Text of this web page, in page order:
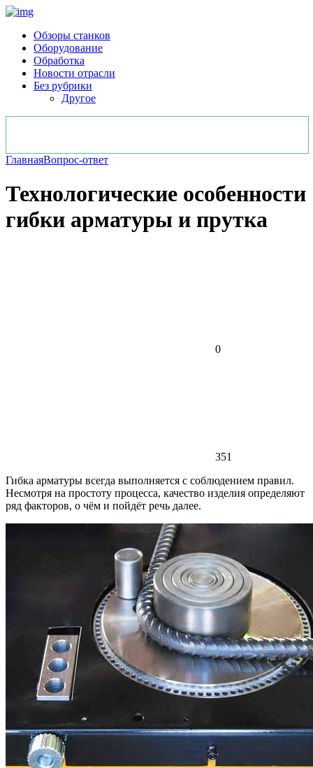
Обзоры станков
Оборудование
Обработка
Новости отрасли
Без рубрики
Другое
ГлавнаяВопрос-ответ
Технологические особенности
гибки арматуры и прутка
0
351
Гибка арматуры всегда выполняется с соблюдением правил.
Несмотря на простоту процесса, качество изделия определяют
ряд факторов, о чём и пойдёт речь далее.